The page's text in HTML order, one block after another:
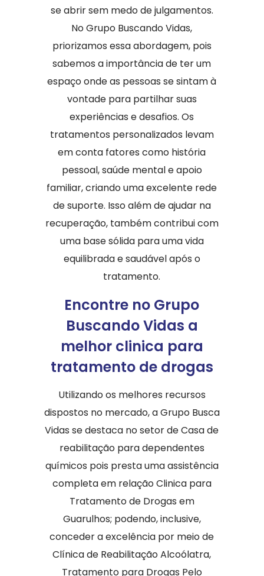
se abrir sem medo de julgamentos.
No Grupo Buscando Vidas,
priorizamos essa abordagem, pois
sabemos a importância de ter um
espaço onde as pessoas se sintam à
vontade para partilhar suas
experiências e desafios. Os
tratamentos personalizados levam
em conta fatores como história
pessoal, saúde mental e apoio
familiar, criando uma excelente rede
de suporte. Isso além de ajudar na
recuperação, também contribui com
uma base sólida para uma vida
equilibrada e saudável após o
tratamento.
Encontre no Grupo
Buscando Vidas a
melhor clinica para
tratamento de drogas
Utilizando os melhores recursos
dispostos no mercado, a Grupo Busca
Vidas se destaca no setor de Casa de
reabilitação para dependentes
químicos pois presta uma assistência
completa em relação Clinica para
Tratamento de Drogas em
Guarulhos; podendo, inclusive,
conceder a excelência por meio de
Clínica de Reabilitação Alcoólatra,
Tratamento para Drogas Pelo